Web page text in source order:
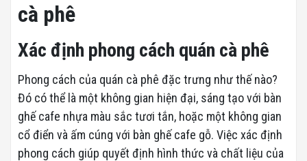
cà phê
Xác định phong cách quán cà phê
Phong cách của quán cà phê đặc trưng như thế nào?
Đó có thể là một không gian hiện đại, sáng tạo với bàn
ghế cafe nhựa màu sắc tươi tắn, hoặc một không gian
cổ điển và ấm cúng với bàn ghế cafe gỗ. Việc xác định
phong cách giúp quyết định hình thức và chất liệu của